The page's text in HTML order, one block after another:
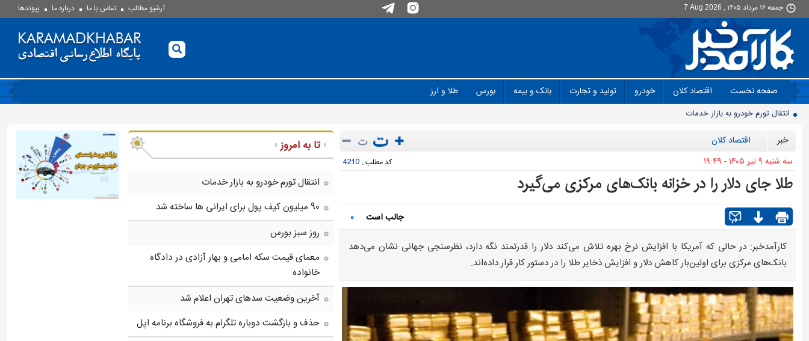
جمعه ۱۶ مرداد ۱۴۰۵ , 7 Aug 2026 آرشیو مطالب تماس با ما درباره ما پيوندها
صفحه نخست اقتصاد کلان خودرو تولید و تجارت بانک و بیمه بورس طلا و ارز
90 میلیون کیف پول برای ایرانی ها ساخته شد
آخرین وضعیت سدهای تهران اعلام شد
حذف و بازگشت دوباره تلگرام به فروشگاه برنامه اپل
موتورسیکلت‌های برقی مشتری ندارند/ کمبود زیرساخت یا بی‌میلی مردم؟
سدهای مهم کشور چقدر آب دارند؟
جمعیت ایران از ۸۷ میلیون نفر عبور کرد
قیمت برق تابستانی به اوج زمستانی رسید
خبر
اقتصاد کلان
سه شنبه ۹ تير ۱۴۰۵ - ۱۹:۴۹
کد مطلب : 4210
طلا جای دلار را در خزانه بانک‌های مرکزی می‌گیرد
جالب است ۰
کارآمدخبر: در حالی که آمریکا با افزایش نرخ بهره تلاش می‌کند دلار را قدرتمند نگه دارد، نظرسنجی جهانی نشان می‌دهد
بانک‌های مرکزی برای اولین‌بار کاهش دلار و افزایش ذخایر طلا را در دستور کار قرار داده‌اند.
تا به امروز
انتقال تورم خودرو به بازار خدمات
90 میلیون کیف پول برای ایرانی ها ساخته شد
روز سبز بورس
معمای قیمت سکه امامی و بهار آزادی در دادگاه
خانواده
آخرین وضعیت سدهای تهران اعلام شد
حذف و بازگشت دوباره تلگرام به فروشگاه برنامه اپل